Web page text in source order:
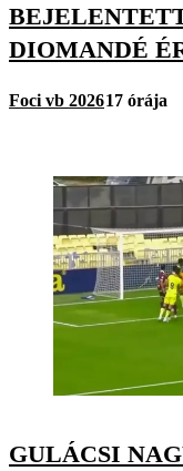
DIOMANDÉ
Foci vb 202617 órája
GULÁCSI